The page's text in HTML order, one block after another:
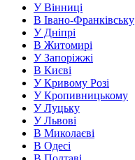
У Вінниці
В Івано-Франківську
У Дніпрі
В Житомирі
У Запоріжжі
В Києві
У Кривому Розі
У Кропивницькому
У Луцьку
У Львові
В Миколаєві
В Одесі